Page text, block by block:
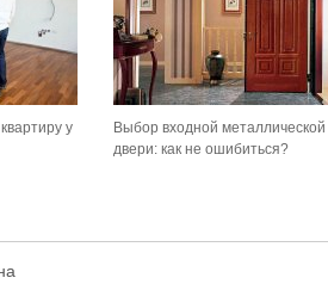
у
Выбор входной металлической
двери: как не ошибиться?